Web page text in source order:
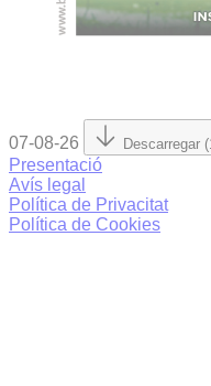
07-08-26 Descarregar
Presentació
Avís legal
Política de Privacitat
Política de Cookies